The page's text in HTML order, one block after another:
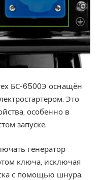
БС-6500Э оснащён
Это
особенно в
запуске.
генератор
ключа, исключая
с помощью шнура.